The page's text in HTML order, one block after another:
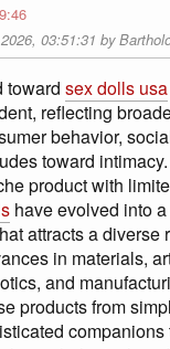
03:51:31 by
toward sex dolls usa
reflecting
behavior,
toward
product with
have evolved into
attracts a diverse
in materials,
and
products from
companions